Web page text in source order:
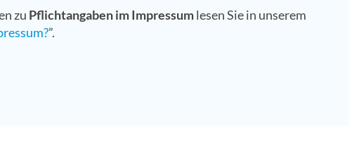
zu Pflichtangaben im Impressumlesen Sie in unserem
”.